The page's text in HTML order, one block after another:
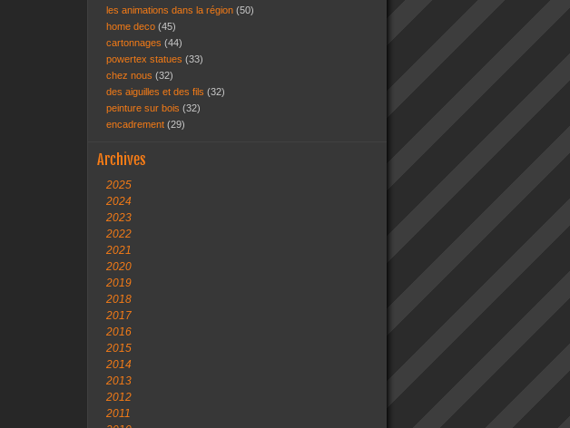
les animations dans la région (50)
home deco (45)
cartonnages (44)
powertex statues (33)
chez nous (32)
des aiguilles et des fils (32)
peinture sur bois (32)
encadrement (29)
Archives
2025
2024
2023
2022
2021
2020
2019
2018
2017
2016
2015
2014
2013
2012
2011